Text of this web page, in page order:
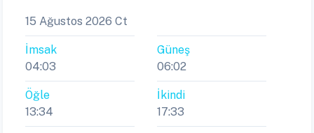
15 Ağustos 2026 Ct
İmsak
04:03
Güneş
06:02
Öğle
13:34
İkindi
17:33